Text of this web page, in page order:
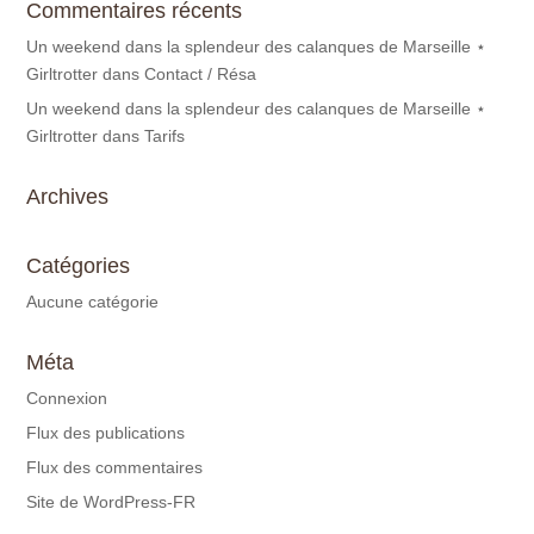
Commentaires récents
Un weekend dans la splendeur des calanques de Marseille ⋆
Girltrotter dansContact / Résa
Un weekend dans la splendeur des calanques de Marseille ⋆
Girltrotter dansTarifs
Archives
Catégories
Aucune catégorie
Méta
Connexion
Flux des publications
Flux des commentaires
Site de WordPress-FR